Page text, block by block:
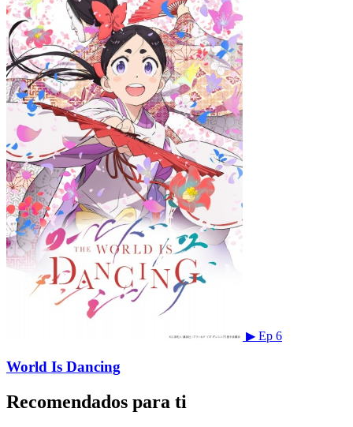
▶ Ep 6
World Is Dancing
Recomendados para ti